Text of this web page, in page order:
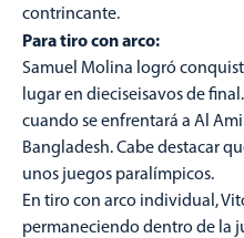
contrincante.
Para tiro con arco:
Samuel Molina logró
lugar en dieciseisavos de
cuando se enfrentará a Al
Bangladesh. Cabe destacar
unos juegos paralímpicos.
En tiro con arco individual,
permaneciendo dentro de la